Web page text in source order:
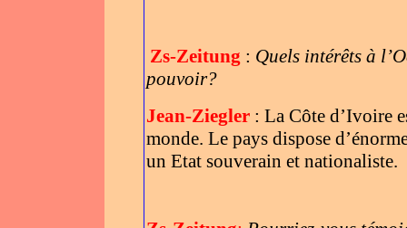
Zs-Zeitung : Quels intérêts à
pouvoir?
Jean-Ziegler : La Côte d’Ivoire
monde. Le pays dispose
un Etat souverain et nationaliste.